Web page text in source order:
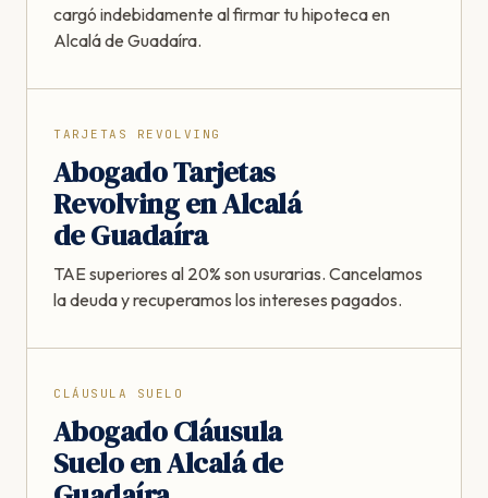
cargó indebidamente al firmar tu hipoteca en
Alcalá de Guadaíra.
TARJETAS REVOLVING
Abogado Tarjetas
Revolving en Alcalá
de Guadaíra
TAE superiores al 20% son usurarias. Cancelamos
la deuda y recuperamos los intereses pagados.
CLÁUSULA SUELO
Abogado Cláusula
Suelo en Alcalá de